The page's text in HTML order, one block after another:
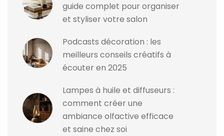
guide complet pour organiser
et styliser votre salon
Podcasts décoration : les
meilleurs conseils créatifs à
écouter en 2025
Lampes à huile et diffuseurs :
comment créer une
ambiance olfactive efficace
et saine chez soi